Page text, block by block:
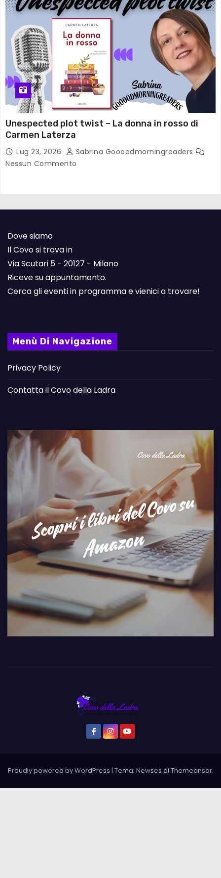
Unespected plot twist – La donna in rosso di
Carmen Laterza
Lug 23, 2026
Sabrina Goooodmorningreaders
Nessun Commento
Dove siamo
Il Covo si trova in
Via Scutari 5 - 20127 - Milano
Riceve su appuntamento.
Cerca gli eventi in programma e vienici a trovare!
Menù Di Navigazione
Privacy Policy
Contatta il Covo della Ladra
Proudly powered by WordPress | Tema: Newses di Themeansar.